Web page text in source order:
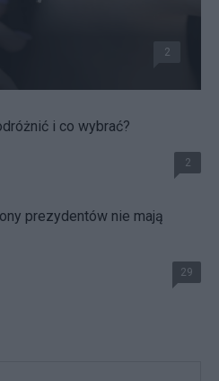
2
i co wybrać?
2
prezydentów nie mają
29